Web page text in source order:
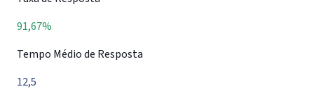
91,67%
Tempo Médio de Resposta
12,5